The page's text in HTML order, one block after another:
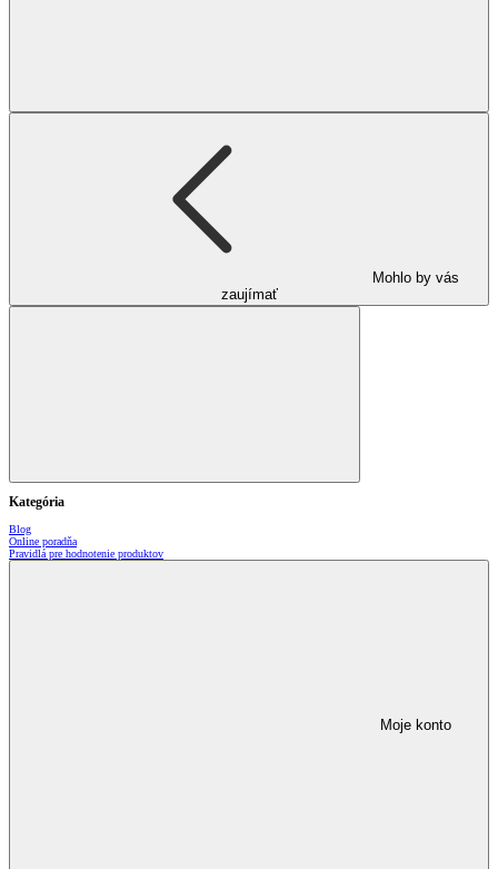
Mohlo by vás
zaujímať
Kategória
Blog
Online poradňa
Pravidlá pre hodnotenie produktov
Moje konto